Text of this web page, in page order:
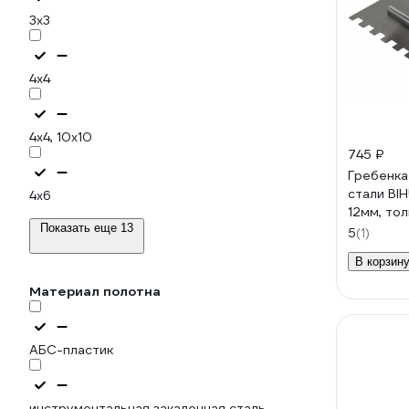
3х3
4х4
4х4, 10х10
4х6
Показать еще 13
Материал полотна
АБС-пластик
745 ₽
стали
12мм,
5(1)
В корзину